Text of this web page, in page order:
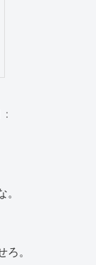
。
ろ。